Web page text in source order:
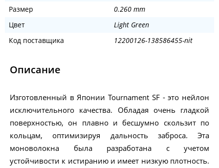
Размер
0.260 mm
Цвет
Light Green
Код поставщика
12200126-138586455-nit
Описание
Изготовленный в Японии Tournament SF - это нейлон
исключительного качества. Обладая очень гладкой
поверхностью, он плавно и бесшумно скользит по
кольцам, оптимизируя дальность заброса. Эта
моноволокна была разработана с учетом
устойчивости к истиранию и имеет низкую плотность.